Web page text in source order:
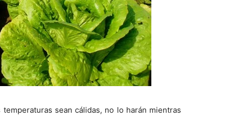
sean cálidas, no lo harán mientras